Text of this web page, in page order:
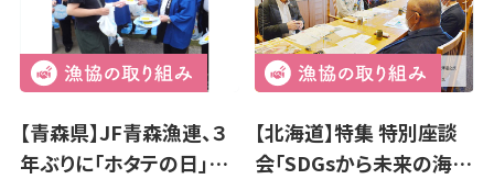
【青森県】JF青森漁連、３
年ぶりに｢ホタテの日｣…
【北海道】特集 特別座談
会「SDGsから未来の海…